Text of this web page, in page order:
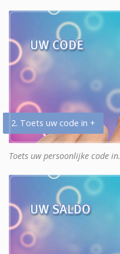
2. Toets uw code in +
Toets uw persoonlijke code in.